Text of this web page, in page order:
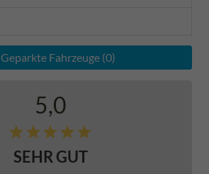
Geparkte Fahrzeuge (0)
5,0
SEHR GUT